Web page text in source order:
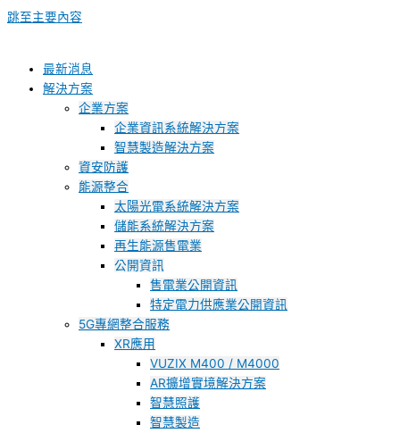
跳至主要內容
最新消息
解決方案
企業方案
企業資訊系統解決方案
智慧製造解決方案
資安防護
能源整合
太陽光電系統解決方案
儲能系統解決方案
再生能源售電業
公開資訊
售電業公開資訊
特定電力供應業公開資訊
5G專網整合服務
XR應用
VUZIX M400 / M4000
AR擴增實境解決方案
智慧照護
智慧製造